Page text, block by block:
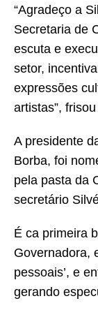
“Agradeço a
Secretaria de
escuta e
setor,
expressões
artistas”,
A presidente
Borba, foi
pela pasta da
secretário
É ca primeira
Governadora,
pessoais’, e
gerando